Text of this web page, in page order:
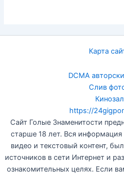
Карта
DCMA
Слив
Кинозал
https://
Сайт Голые Знаменитости
старше 18 лет. Вся информация
видео и текстовый контент,
источников в сети Интернет и
ознакомительных целях. Если